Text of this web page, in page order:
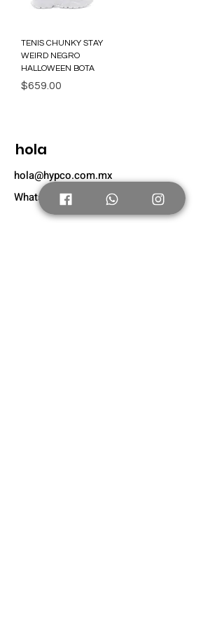
TENIS CHUNKY STAY
WEIRD NEGRO
HALLOWEEN BOTA
Precio
$659.00
hola
hola@hypco.com.mx
Whatsapp: +52 56 4804 0631